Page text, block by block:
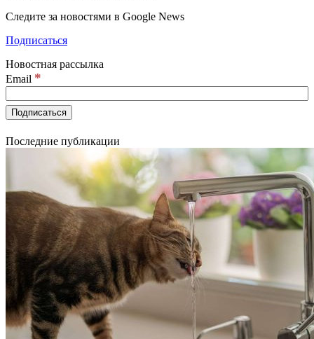
Следите за новостями в Google News
Подписаться
Новостная рассылка
Email *
Последние публикации